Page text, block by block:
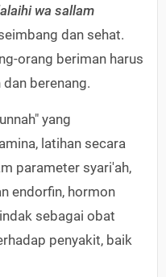
wa sallam
dan sehat.
orang beriman harus
berenang.
yang
latihan secara
parameter syari'ah,
endorfin, hormon
sebagai obat
penyakit, baik